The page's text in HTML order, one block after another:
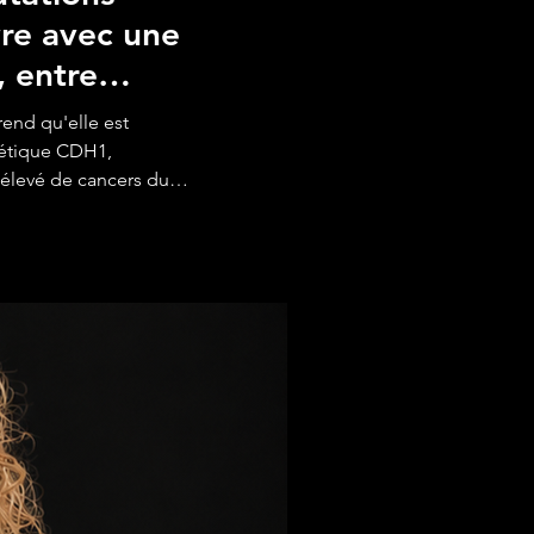
avec une
entre
qu'elle est
CDH1,
de cancers du
de Généticancer
génétiques